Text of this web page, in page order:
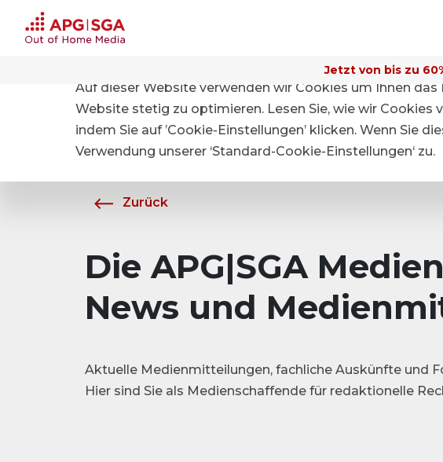
Jetzt von bis zu
Über APG|SGA Medien
Zurück
Die APG|SGA
News und
Aktuelle Medienmitteilungen, fachliche Auskünfte und
Hier sind Sie als Medienschaffende für redaktionelle
Auf dieser Website verwenden wir Cookies um Ihnen
Website stetig zu optimieren. Lesen Sie, wie wir Cookies
indem Sie auf ’Cookie-Einstellungen’ klicken. Wenn Sie
Verwendung unserer ‘Standard-Cookie-Einstellungen‘ zu.